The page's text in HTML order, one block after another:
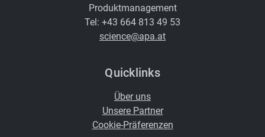
Produktmanagement
Tel: +43 664 813 49 53
science@apa.at
Quicklinks
Über uns
Unsere Partner
Cookie-Präferenzen